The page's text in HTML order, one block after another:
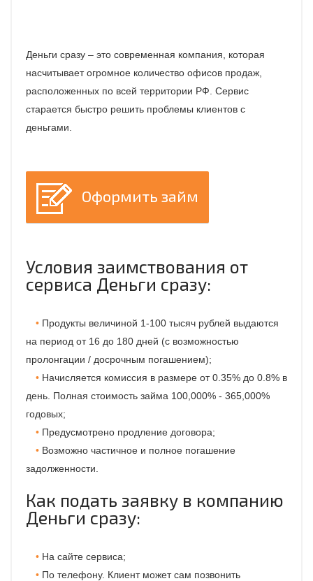
Деньги сразу – это современная компания, которая
насчитывает огромное количество офисов продаж,
расположенных по всей территории РФ. Сервис
старается быстро решить проблемы клиентов с
деньгами.
Оформить займ
Условия заимствования от
сервиса Деньги сразу:
Продукты величиной 1-100 тысяч рублей выдаются
на период от 16 до 180 дней (с возможностью
пролонгации / досрочным погашением);
Начисляется комиссия в размере от 0.35% до 0.8% в
день. Полная стоимость займа 100,000% - 365,000%
годовых;
Предусмотрено продление договора;
Возможно частичное и полное погашение
задолженности.
Как подать заявку в компанию
Деньги сразу:
На сайте сервиса;
По телефону. Клиент может сам позвонить